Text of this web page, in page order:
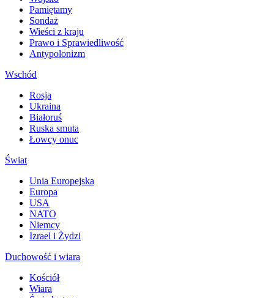
Pamiętamy
Sondaż
Wieści z kraju
Prawo i Sprawiedliwość
Antypolonizm
Wschód
Rosja
Ukraina
Białoruś
Ruska smuta
Łowcy onuc
Świat
Unia Europejska
Europa
USA
NATO
Niemcy
Izrael i Żydzi
Duchowość i wiara
Kościół
Wiara